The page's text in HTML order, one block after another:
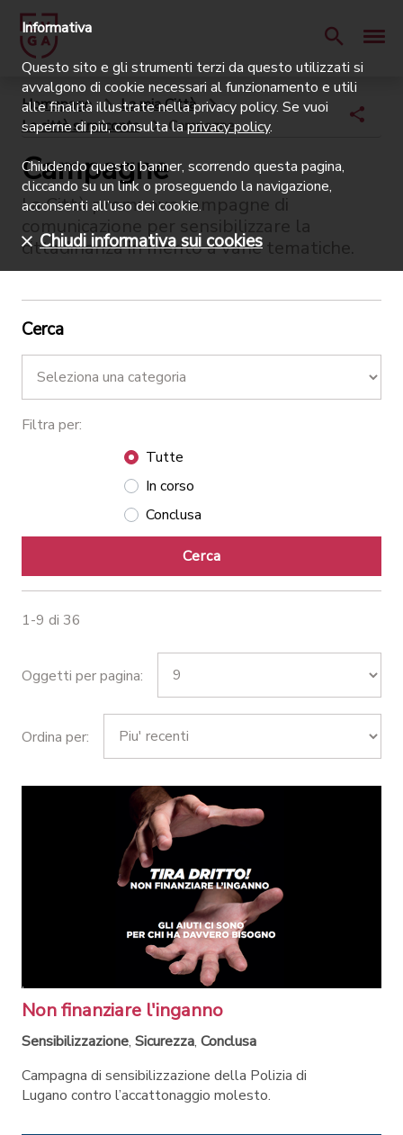
Homepage
La mia Città
La città si racconta
Campagne
Campagne
La Città promuove campagne di
comunicazione per sensibilizzare la
cittadinanza in merito a varie tematiche.
Cerca
Filtra per:
Tutte
In corso
Conclusa
Cerca
1-9 di 36
Oggetti per pagina:
Ordina per:
Non finanziare l'inganno
Sensibilizzazione, Sicurezza, Conclusa
Campagna di sensibilizzazione della Polizia di
Lugano contro l’accattonaggio molesto.
Informativa
Questo sito e gli strumenti terzi da questo utilizzati si
avvalgono di cookie necessari al funzionamento e utili
alle finalità illustrate nella privacy policy. Se vuoi
saperne di più, consulta laprivacy policy.
Chiudendo questo banner, scorrendo questa pagina,
cliccando su un link o proseguendo la navigazione,
acconsenti all’uso dei cookie.
Chiudi informativa sui cookies